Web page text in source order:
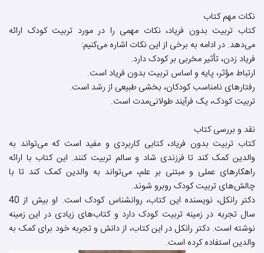
نکات مهم کتاب
کتاب تربیت بدون فریاد، نکات مهمی را در مورد تربیت کودک ارائه
می‌دهد. در ادامه به برخی از این نکات اشاره می‌کنیم:
فریاد زدن، تأثیر مخربی بر کودک دارد.
ارتباط مؤثر، پایه و اساس تربیت بدون فریاد است.
رفتارهای نامناسب کودکان، بخشی طبیعی از رشد است.
تربیت کودک، یک فرآیند طولانی‌مدت است.
نقد و بررسی کتاب
کتاب تربیت بدون فریاد، کتابی کاربردی و مفید است که می‌تواند به
والدین کمک کند تا فرزندی شاد و سالم تربیت کنند. این کتاب با ارائه
راهکارهای عملی و مبتنی بر علم، می‌تواند به والدین کمک کند تا با
چالش‌های تربیت کودک روبرو شوند.
دکتر رانکل، نویسنده این کتاب، روانشناس کودک است. او بیش از 40
سال تجربه در زمینه تربیت کودک دارد و کتاب‌های زیادی در این زمینه
نوشته است. دکتر رانکل در این کتاب، از دانش و تجربه خود برای کمک به
والدین استفاده کرده است.